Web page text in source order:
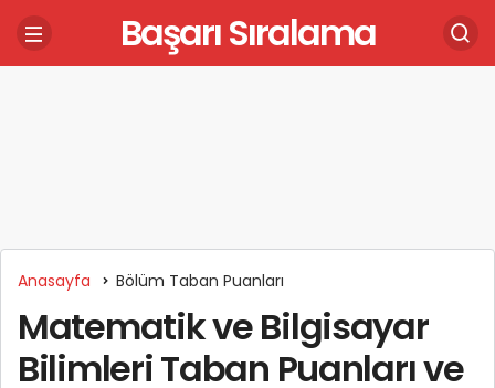
Başarı Sıralama
Anasayfa Bölüm Taban Puanları
Matematik ve Bilgisayar
Bilimleri Taban Puanları ve